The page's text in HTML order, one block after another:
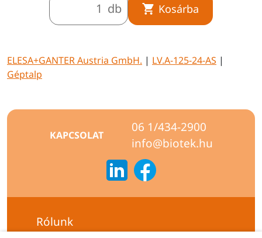
db Kosárba
ELESA+GANTER Austria GmbH. | LV.A-125-24-AS |
Géptalp
KAPCSOLAT
06 1/434-2900
info@biotek.hu
Rólunk